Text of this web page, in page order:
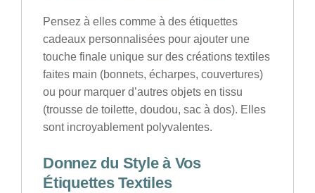
Pensez à elles comme à des étiquettes
cadeaux personnalisées pour ajouter une
touche finale unique sur des créations textiles
faites main (bonnets, écharpes, couvertures)
ou pour marquer d’autres objets en tissu
(trousse de toilette, doudou, sac à dos). Elles
sont incroyablement polyvalentes.
Donnez du Style à Vos
Étiquettes Textiles